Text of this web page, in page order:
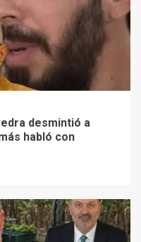
desmintió a
habló con